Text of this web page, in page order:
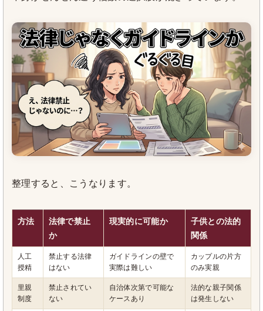
整理すると、こうなります。
方法
法律で禁止
か
現実的に可能か
子供との法的
関係
人工
授精
禁止する法律
はない
ガイドラインの壁で
実際は難しい
カップルの片方
のみ実親
里親
制度
禁止されてい
ない
自治体次第で可能な
ケースあり
法的な親子関係
は発生しない